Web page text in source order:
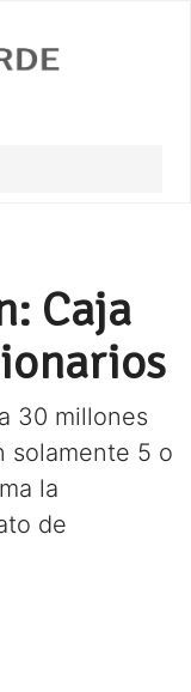
Caja
30 millones
solamente 5 o
la
de